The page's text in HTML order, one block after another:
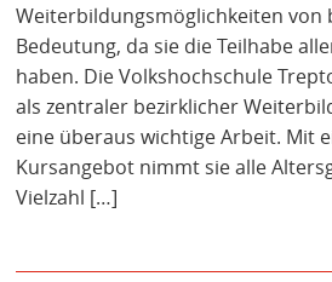
Weiterbildungsmöglichkeiten von
Bedeutung, da sie die Teilhabe
haben. Die Volkshochschule
als zentraler bezirklicher
eine überaus wichtige Arbeit. Mit
Kursangebot nimmt sie alle
Vielzahl […]